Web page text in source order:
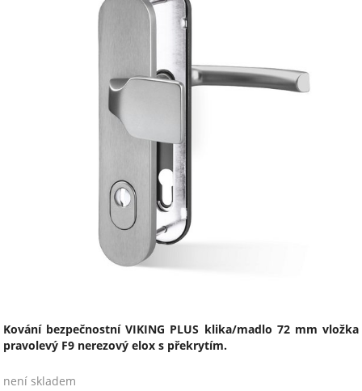
Kování bezpečnostní VIKING PLUS klika/madlo 72 mm vložka
pravolevý F9 nerezový elox s překrytím.
není skladem